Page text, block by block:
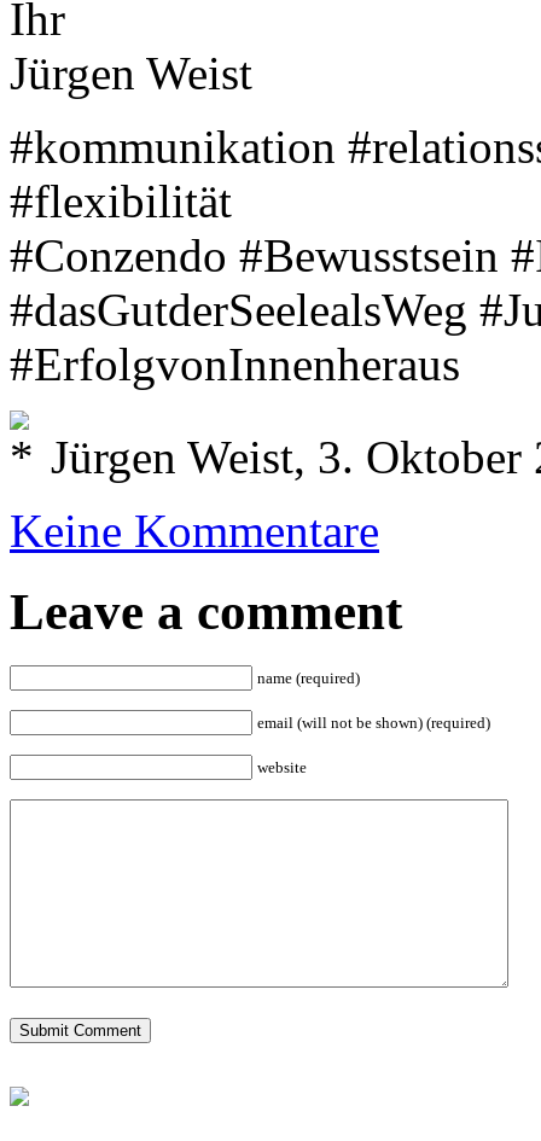
Ihr
Jürgen Weist
#kommunikation
#flexibilität
#Conzendo #Bewusstsein
#dasGutderSeelealsWeg
#ErfolgvonInnenheraus
Jürgen Weist, 3.
Keine Kommentare
Leave a comment
name (required)
email (will not be shown) (required)
website